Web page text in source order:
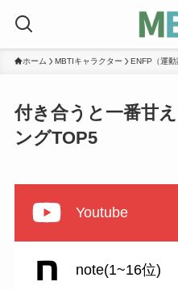
ホーム MBTIキャラクター ENFP（運動
付き合うと一番甘
ングTOP5
Youtube
note(1~16位)